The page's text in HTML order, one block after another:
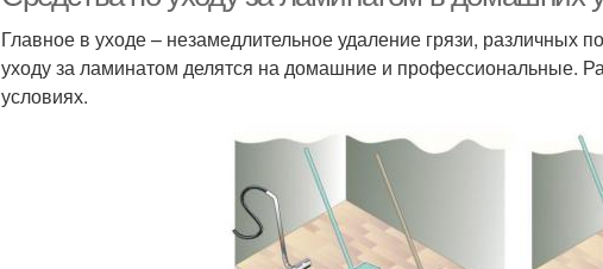
Главное в уходе – незамедлительное удаление грязи, различных
уходу за ламинатом делятся на домашние и профессиональные.
условиях.